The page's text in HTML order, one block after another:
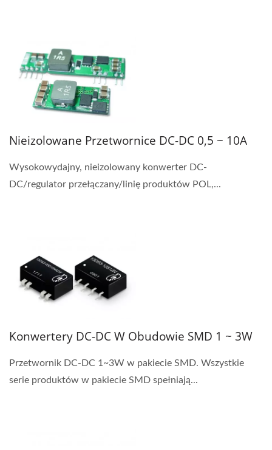
Nieizolowane Przetwornice DC-DC 0,5 ~ 10A
Wysokowydajny, nieizolowany konwerter DC-
DC/regulator przełączany/linię produktów POL,...
Konwertery DC-DC W Obudowie SMD 1 ~ 3W
Przetwornik DC-DC 1~3W w pakiecie SMD. Wszystkie
serie produktów w pakiecie SMD spełniają...